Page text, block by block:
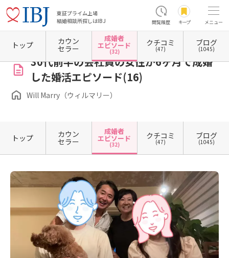
東証プライム上場
結婚相談所探しはIBJ
閲覧履歴 キープ メニュー
ホーム 東京都の結婚相談所 東京都渋谷区 東京都渋谷区恵比寿 Will Marry（ウィルマ
30代前半の会社員の女性が6ヶ月で成婚
した婚活エピソード(16)
Will Marry（ウィルマリー）
トップ カウン
セラー
成婚者
エピソード
(32)
クチコミ
(47)
ブログ
(1045)
トップ カウン
セラー
成婚者
エピソード
(32)
クチコミ
(47)
ブログ
(1045)